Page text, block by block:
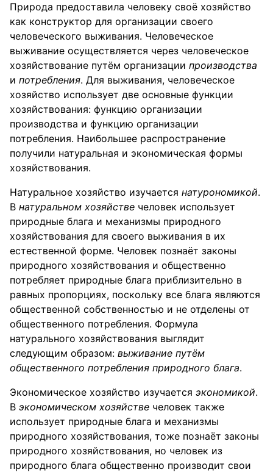
Природа предоставила человеку своё хозяйство
как конструктор для организации своего
человеческого выживания. Человеческое
выживание осуществляется через человеческое
хозяйствование путём организации производства
и потребления. Для выживания, человеческое
хозяйство использует две основные функции
хозяйствования: функцию организации
производства и функцию организации
потребления. Наибольшее распространение
получили натуральная и экономическая формы
хозяйствования.
Натуральное хозяйство изучается натурономикой.
В натуральном хозяйстве человек использует
природные блага и механизмы природного
хозяйствования для своего выживания в их
естественной форме. Человек познаёт законы
природного хозяйствования и общественно
потребляет природные блага приблизительно в
равных пропорциях, поскольку все блага являются
общественной собственностью и не отделены от
общественного потребления. Формула
натурального хозяйствования выглядит
следующим образом: выживание путём
общественного потребления природного блага.
Экономическое хозяйство изучается экономикой.
В экономическом хозяйстве человек также
использует природные блага и механизмы
природного хозяйствования, тоже познаёт законы
природного хозяйствования, но человек из
природного блага общественно производит свои